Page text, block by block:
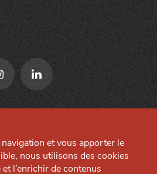
et vous apporter le
nous utilisons des cookies
l’enrichir de contenus